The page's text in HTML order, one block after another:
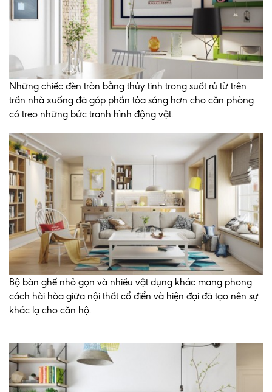
Những chiếc đèn tròn bằng thủy tinh trong suốt rủ từ trên
trần nhà xuống đã góp phần tỏa sáng hơn cho căn phòng
có treo những bức tranh hình động vật.
Bộ bàn ghế nhỏ gọn và nhiều vật dụng khác mang phong
cách hài hòa giữa nội thất cổ điển và hiện đại đã tạo nên sự
khác lạ cho căn hộ.